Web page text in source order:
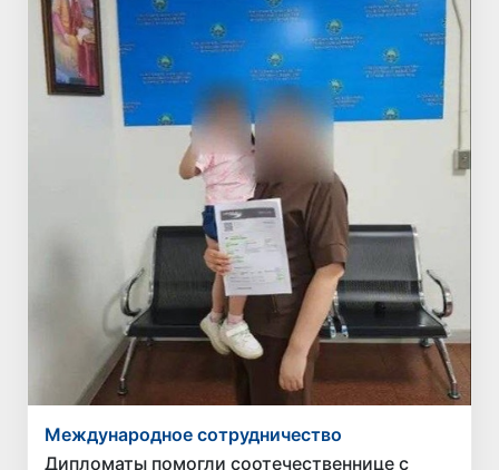
Международное сотрудничество
Дипломаты помогли соотечественнице с